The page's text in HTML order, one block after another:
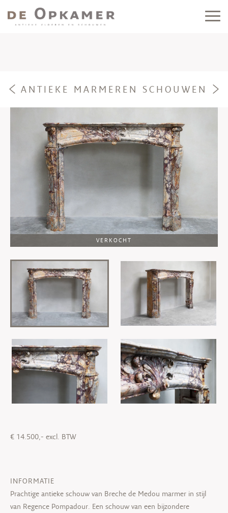
e f
ANTIEKE MARMEREN SCHOUWEN
VERKOCHT
€ 14.500,- excl. BTW
INFORMATIE
Prachtige antieke schouw van Breche de Medou marmer in stijl
van Regence Pompadour. Een schouw van een bijzondere